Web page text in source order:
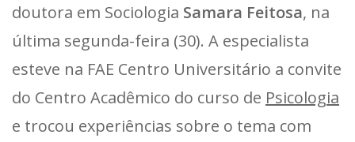
doutora em Sociologia Samara Feitosa, na
última segunda-feira (30). A especialista
esteve na FAE Centro Universitário a convite
do Centro Acadêmico do curso de Psicologia
e trocou experiências sobre o tema com